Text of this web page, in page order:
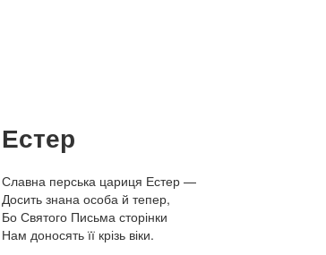
Естер
Славна перська цариця Естер —
Досить знана особа й тепер,
Бо Святого Письма сторінки
Нам доносять її крізь віки.